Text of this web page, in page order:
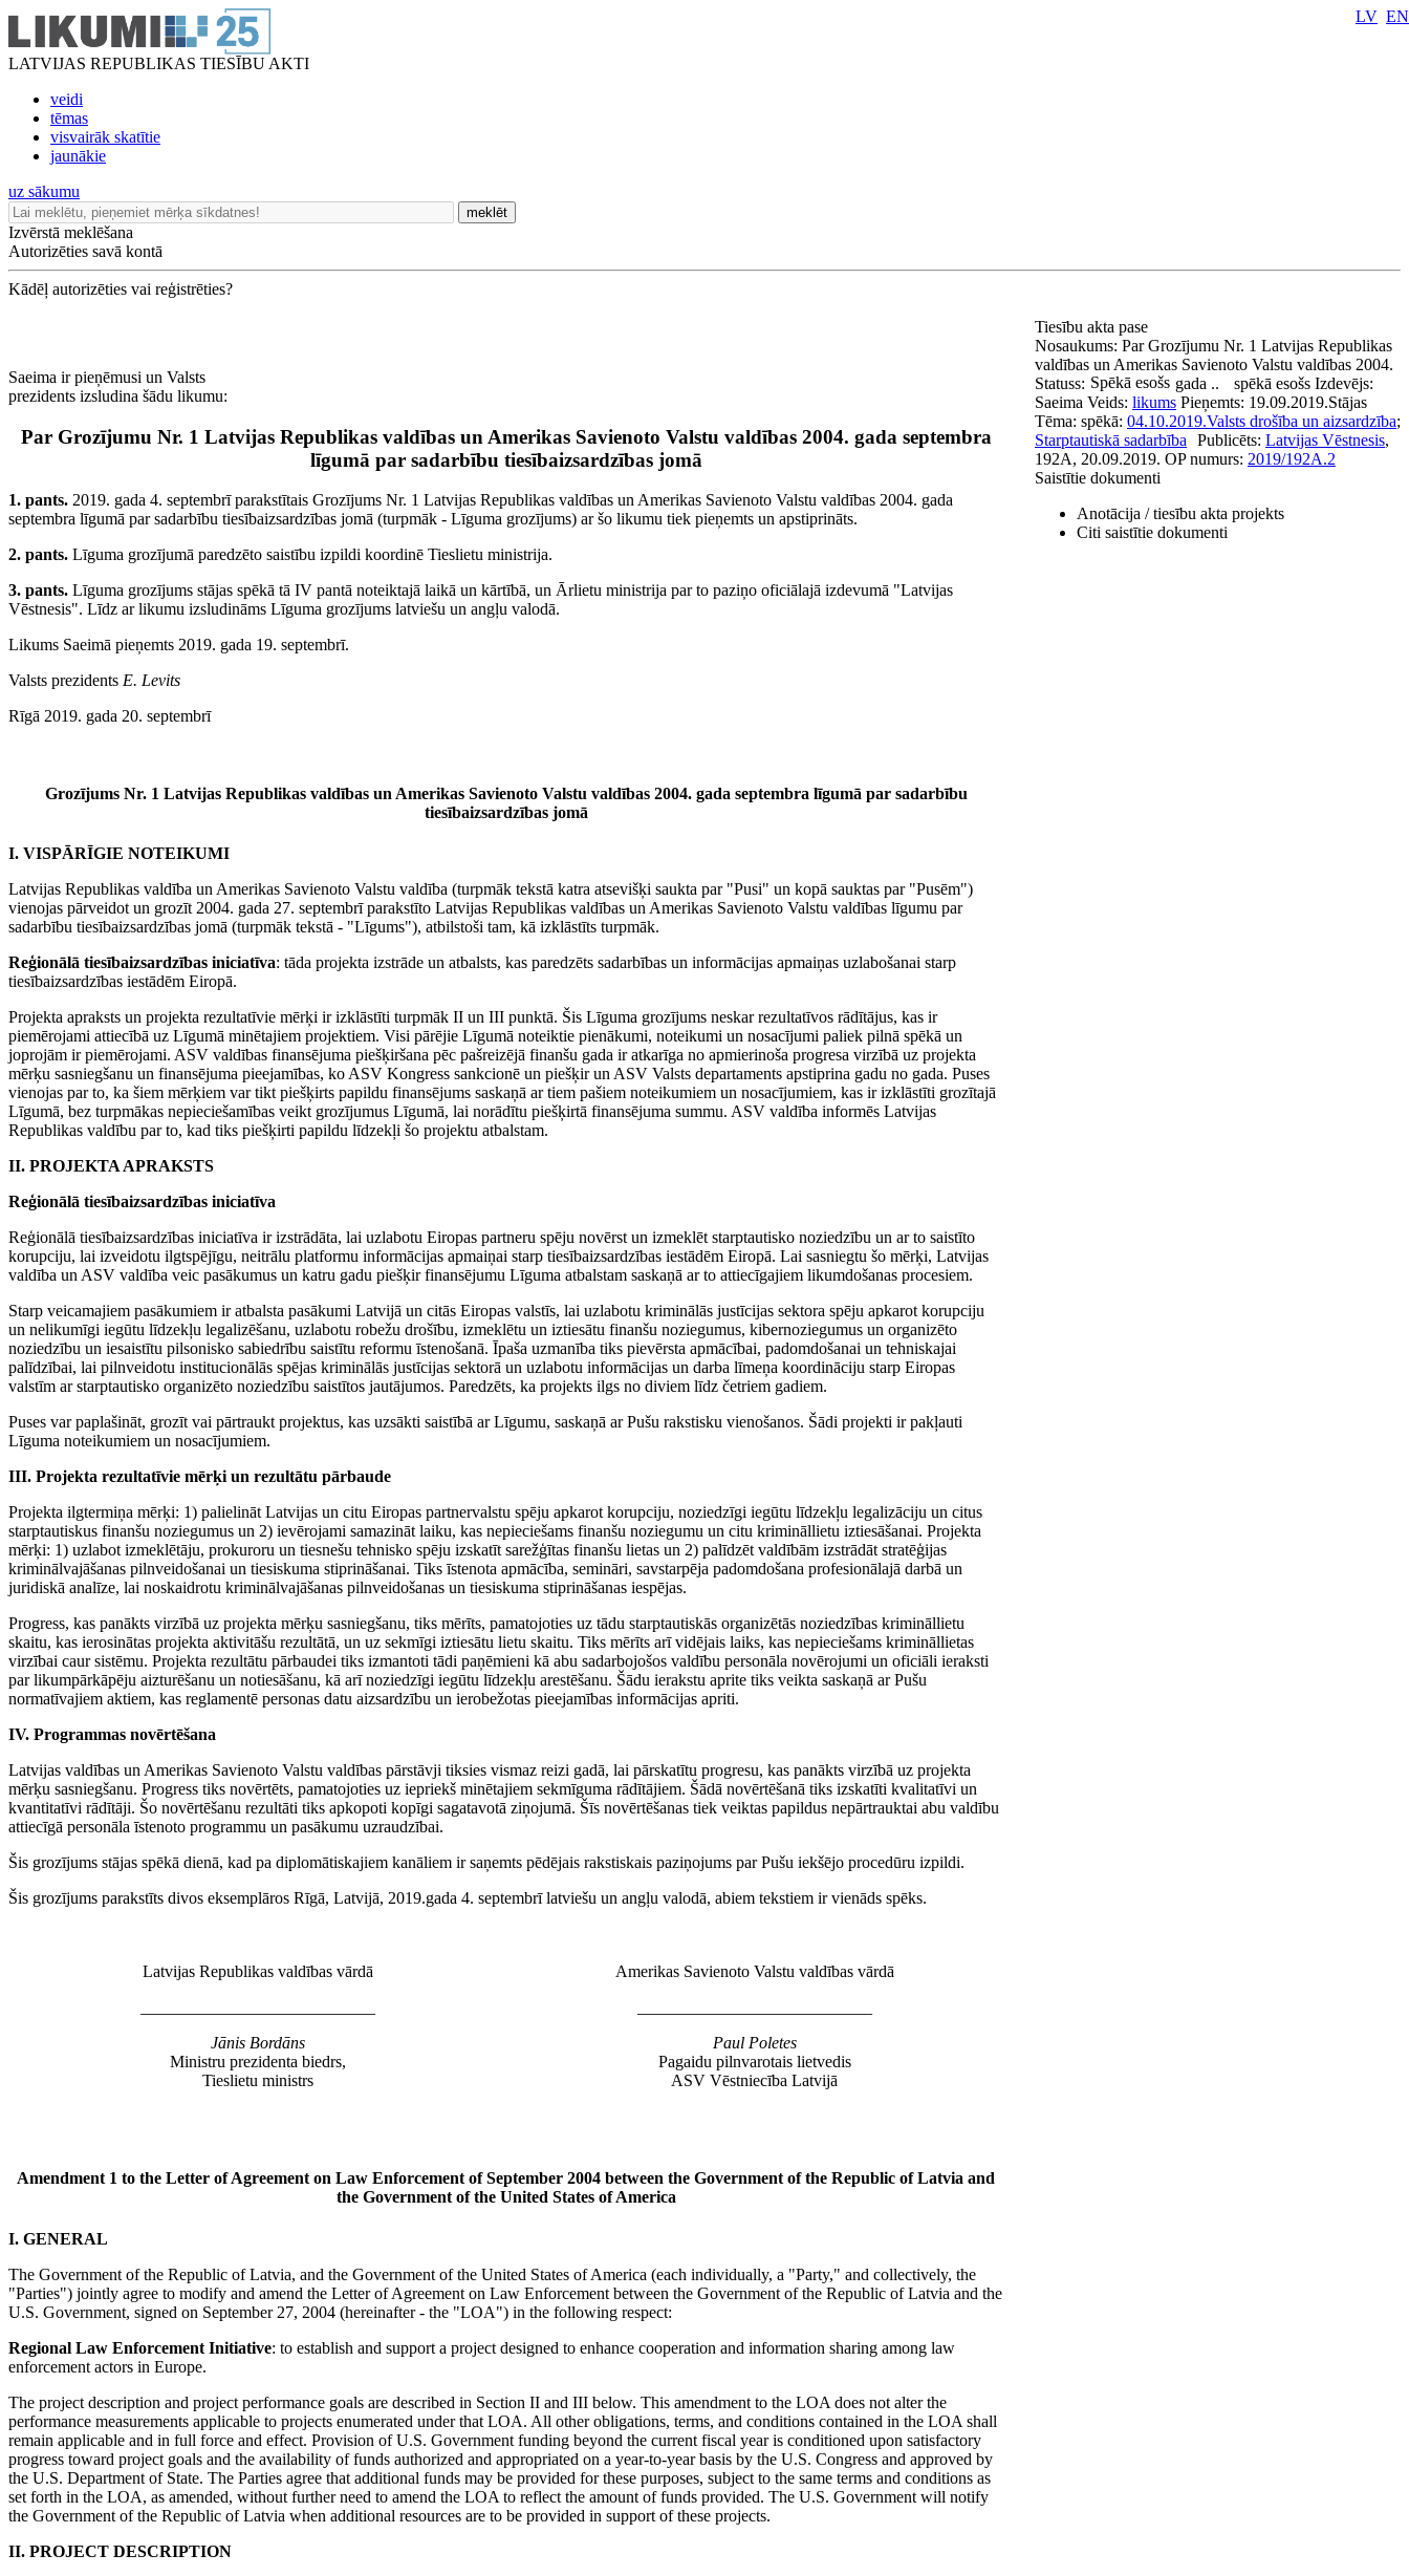
LATVIJAS REPUBLIKAS TIESĪBU AKTI
veidi
tēmas
visvairāk skatītie
jaunākie
LV EN
uz sākumu
meklēt
Izvērstā meklēšana
Autorizēties savā kontā
Kādēļ autorizēties vai reģistrēties?
Saeima ir pieņēmusi un Valsts
prezidents izsludina šādu likumu:
Par Grozījumu Nr. 1 Latvijas Republikas valdības un Amerikas Savienoto Valstu valdības 2004. gada septembra
līgumā par sadarbību tiesībaizsardzības jomā
1. pants. 2019. gada 4. septembrī parakstītais Grozījums Nr. 1 Latvijas Republikas valdības un Amerikas Savienoto Valstu valdības 2004. gada
septembra līgumā par sadarbību tiesībaizsardzības jomā (turpmāk - Līguma grozījums) ar šo likumu tiek pieņemts un apstiprināts.
2. pants. Līguma grozījumā paredzēto saistību izpildi koordinē Tieslietu ministrija.
3. pants. Līguma grozījums stājas spēkā tā IV pantā noteiktajā laikā un kārtībā, un Ārlietu ministrija par to paziņo oficiālajā izdevumā "Latvijas
Vēstnesis". Līdz ar likumu izsludināms Līguma grozījums latviešu un angļu valodā.
Likums Saeimā pieņemts 2019. gada 19. septembrī.
Valsts prezidents E. Levits
Rīgā 2019. gada 20. septembrī
Grozījums Nr. 1 Latvijas Republikas valdības un Amerikas Savienoto Valstu valdības 2004. gada septembra līgumā par sadarbību
tiesībaizsardzības jomā
I. VISPĀRĪGIE NOTEIKUMI
Latvijas Republikas valdība un Amerikas Savienoto Valstu valdība (turpmāk tekstā katra atsevišķi saukta par "Pusi" un kopā sauktas par "Pusēm")
vienojas pārveidot un grozīt 2004. gada 27. septembrī parakstīto Latvijas Republikas valdības un Amerikas Savienoto Valstu valdības līgumu par
sadarbību tiesībaizsardzības jomā (turpmāk tekstā - "Līgums"), atbilstoši tam, kā izklāstīts turpmāk.
Reģionālā tiesībaizsardzības iniciatīva: tāda projekta izstrāde un atbalsts, kas paredzēts sadarbības un informācijas apmaiņas uzlabošanai starp
tiesībaizsardzības iestādēm Eiropā.
Projekta apraksts un projekta rezultatīvie mērķi ir izklāstīti turpmāk II un III punktā. Šis Līguma grozījums neskar rezultatīvos rādītājus, kas ir
piemērojami attiecībā uz Līgumā minētajiem projektiem. Visi pārējie Līgumā noteiktie pienākumi, noteikumi un nosacījumi paliek pilnā spēkā un
joprojām ir piemērojami. ASV valdības finansējuma piešķiršana pēc pašreizējā finanšu gada ir atkarīga no apmierinoša progresa virzībā uz projekta
mērķu sasniegšanu un finansējuma pieejamības, ko ASV Kongress sankcionē un piešķir un ASV Valsts departaments apstiprina gadu no gada. Puses
vienojas par to, ka šiem mērķiem var tikt piešķirts papildu finansējums saskaņā ar tiem pašiem noteikumiem un nosacījumiem, kas ir izklāstīti grozītajā
Līgumā, bez turpmākas nepieciešamības veikt grozījumus Līgumā, lai norādītu piešķirtā finansējuma summu. ASV valdība informēs Latvijas
Republikas valdību par to, kad tiks piešķirti papildu līdzekļi šo projektu atbalstam.
II. PROJEKTA APRAKSTS
Reģionālā tiesībaizsardzības iniciatīva
Reģionālā tiesībaizsardzības iniciatīva ir izstrādāta, lai uzlabotu Eiropas partneru spēju novērst un izmeklēt starptautisko noziedzību un ar to saistīto
korupciju, lai izveidotu ilgtspējīgu, neitrālu platformu informācijas apmaiņai starp tiesībaizsardzības iestādēm Eiropā. Lai sasniegtu šo mērķi, Latvijas
valdība un ASV valdība veic pasākumus un katru gadu piešķir finansējumu Līguma atbalstam saskaņā ar to attiecīgajiem likumdošanas procesiem.
Starp veicamajiem pasākumiem ir atbalsta pasākumi Latvijā un citās Eiropas valstīs, lai uzlabotu kriminālās justīcijas sektora spēju apkarot korupciju
un nelikumīgi iegūtu līdzekļu legalizēšanu, uzlabotu robežu drošību, izmeklētu un iztiesātu finanšu noziegumus, kibernoziegumus un organizēto
noziedzību un iesaistītu pilsonisko sabiedrību saistītu reformu īstenošanā. Īpaša uzmanība tiks pievērsta apmācībai, padomdošanai un tehniskajai
palīdzībai, lai pilnveidotu institucionālās spējas kriminālās justīcijas sektorā un uzlabotu informācijas un darba līmeņa koordināciju starp Eiropas
valstīm ar starptautisko organizēto noziedzību saistītos jautājumos. Paredzēts, ka projekts ilgs no diviem līdz četriem gadiem.
Puses var paplašināt, grozīt vai pārtraukt projektus, kas uzsākti saistībā ar Līgumu, saskaņā ar Pušu rakstisku vienošanos. Šādi projekti ir pakļauti
Līguma noteikumiem un nosacījumiem.
III. Projekta rezultatīvie mērķi un rezultātu pārbaude
Projekta ilgtermiņa mērķi: 1) palielināt Latvijas un citu Eiropas partnervalstu spēju apkarot korupciju, noziedzīgi iegūtu līdzekļu legalizāciju un citus
starptautiskus finanšu noziegumus un 2) ievērojami samazināt laiku, kas nepieciešams finanšu noziegumu un citu krimināllietu iztiesāšanai. Projekta
mērķi: 1) uzlabot izmeklētāju, prokuroru un tiesnešu tehnisko spēju izskatīt sarežģītas finanšu lietas un 2) palīdzēt valdībām izstrādāt stratēģijas
kriminālvajāšanas pilnveidošanai un tiesiskuma stiprināšanai. Tiks īstenota apmācība, semināri, savstarpēja padomdošana profesionālajā darbā un
juridiskā analīze, lai noskaidrotu kriminālvajāšanas pilnveidošanas un tiesiskuma stiprināšanas iespējas.
Progress, kas panākts virzībā uz projekta mērķu sasniegšanu, tiks mērīts, pamatojoties uz tādu starptautiskās organizētās noziedzības krimināllietu
skaitu, kas ierosinātas projekta aktivitāšu rezultātā, un uz sekmīgi iztiesātu lietu skaitu. Tiks mērīts arī vidējais laiks, kas nepieciešams krimināllietas
virzībai caur sistēmu. Projekta rezultātu pārbaudei tiks izmantoti tādi paņēmieni kā abu sadarbojošos valdību personāla novērojumi un oficiāli ieraksti
par likumpārkāpēju aizturēšanu un notiesāšanu, kā arī noziedzīgi iegūtu līdzekļu arestēšanu. Šādu ierakstu aprite tiks veikta saskaņā ar Pušu
normatīvajiem aktiem, kas reglamentē personas datu aizsardzību un ierobežotas pieejamības informācijas apriti.
IV. Programmas novērtēšana
Latvijas valdības un Amerikas Savienoto Valstu valdības pārstāvji tiksies vismaz reizi gadā, lai pārskatītu progresu, kas panākts virzībā uz projekta
mērķu sasniegšanu. Progress tiks novērtēts, pamatojoties uz iepriekš minētajiem sekmīguma rādītājiem. Šādā novērtēšanā tiks izskatīti kvalitatīvi un
kvantitatīvi rādītāji. Šo novērtēšanu rezultāti tiks apkopoti kopīgi sagatavotā ziņojumā. Šīs novērtēšanas tiek veiktas papildus nepārtrauktai abu valdību
attiecīgā personāla īstenoto programmu un pasākumu uzraudzībai.
Šis grozījums stājas spēkā dienā, kad pa diplomātiskajiem kanāliem ir saņemts pēdējais rakstiskais paziņojums par Pušu iekšējo procedūru izpildi.
Šis grozījums parakstīts divos eksemplāros Rīgā, Latvijā, 2019.gada 4. septembrī latviešu un angļu valodā, abiem tekstiem ir vienāds spēks.
Latvijas Republikas valdības vārdā
Jānis Bordāns
Ministru prezidenta biedrs,
Tieslietu ministrs
Amerikas Savienoto Valstu valdības vārdā
Paul Poletes
Pagaidu pilnvarotais lietvedis
ASV Vēstniecība Latvijā
Amendment 1 to the Letter of Agreement on Law Enforcement of September 2004 between the Government of the Republic of Latvia and
the Government of the United States of America
I. GENERAL
The Government of the Republic of Latvia, and the Government of the United States of America (each individually, a "Party," and collectively, the
"Parties") jointly agree to modify and amend the Letter of Agreement on Law Enforcement between the Government of the Republic of Latvia and the
U.S. Government, signed on September 27, 2004 (hereinafter - the "LOA") in the following respect:
Regional Law Enforcement Initiative: to establish and support a project designed to enhance cooperation and information sharing among law
enforcement actors in Europe.
The project description and project performance goals are described in Section II and III below. This amendment to the LOA does not alter the
performance measurements applicable to projects enumerated under that LOA. All other obligations, terms, and conditions contained in the LOA shall
remain applicable and in full force and effect. Provision of U.S. Government funding beyond the current fiscal year is conditioned upon satisfactory
progress toward project goals and the availability of funds authorized and appropriated on a year-to-year basis by the U.S. Congress and approved by
the U.S. Department of State. The Parties agree that additional funds may be provided for these purposes, subject to the same terms and conditions as
set forth in the LOA, as amended, without further need to amend the LOA to reflect the amount of funds provided. The U.S. Government will notify
the Government of the Republic of Latvia when additional resources are to be provided in support of these projects.
II. PROJECT DESCRIPTION
Tiesību akta pase
Nosaukums: Par Grozījumu Nr. 1 Latvijas Republikas
valdības un Amerikas Savienoto Valstu valdības 2004.
gada ..
Statuss: Spēkā esošs spēkā esošs Izdevējs:
Saeima Veids: likums Pieņemts: 19.09.2019.Stājas
spēkā: 04.10.2019.
Tēma: Valsts drošība un aizsardzība;
Starptautiskā sadarbība
Publicēts: Latvijas Vēstnesis,
192A, 20.09.2019. OP numurs: 2019/192A.2
Saistītie dokumenti
Anotācija / tiesību akta projekts
Citi saistītie dokumenti